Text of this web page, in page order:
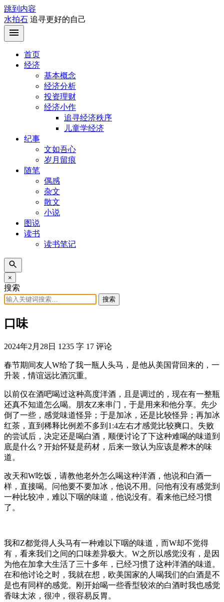
跳到内容
水拍石 追寻更好的自己
首页
经济
基本概念
经济分析
投资理财
经济小作
追寻经济秩序
儿童学经济
纪事
文如吾心
岁月留痕
随笔
偶感
杂文
散文
小说
图说
读书
读书笔记
×
搜索
搜索
口味
2024年2月28日 1235 字 17 评论
春节期间友人W给了我一瓶人头马，是他从美国背回来的，一
升装，情谊远比酒沉重。
以前仅在酒吧喝过这种高度洋酒，且是调过的，现在有一整瓶
还真不知道怎么喝。朋友Z来串门，于是用来和他分享。先少
倒了一些，感觉味道怪异；于是加冰，还是比较怪异；再加冰
红茶，直到稀释比例差不多到1:4左右才感觉比较爽口。失败
的尝试后，决定还是喝白酒，顺便讨论了下这种难喝的味道到
底是什么？开始怀疑是药材，后来一致认为应该是桦木的味
道。
改天和W吃饭，请教他老外怎么喝这种洋酒，他说和白酒一
样，直接喝。问他要不要加冰，他说不用。问他有没有感觉到
一种比较冲，难以下咽的味道，他说没有。看来他已经习惯
了。
我和Z都觉得人头马有一种难以下咽的味道，而W却不觉得
有，看来我们之间的口味差异极大。W之所以感觉没有，是因
为他在加拿大生活了三十多年，已经习惯了这种洋酒的味道。
在和他讨论之时，我就在想，欧美国家的人喝我们的白酒是不
是也有同样的感觉。刚开始喝一些香型较浓的白酒时我也感觉
香味太浓，很冲，很容易反胃。